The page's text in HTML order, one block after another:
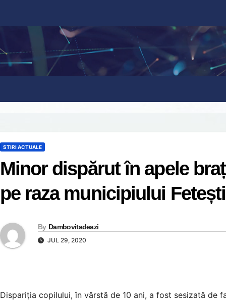
STIRI ACTUALE
Minor dispărut în apele
pe raza municipiului Fetești
By Dambovitadeazi
JUL 29, 2020
Dispariția copilului, în vârstă de 10 ani, a fost sesizată de